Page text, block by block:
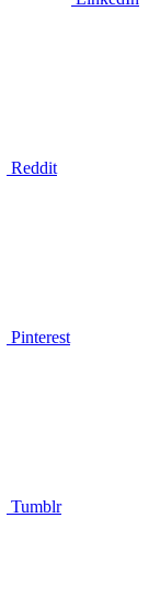
Reddit
Pinterest
Tumblr